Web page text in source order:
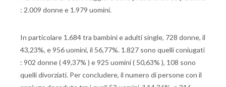
: 2.009 donne e 1.979 uomini.
In particolare 1.684 tra bambini e adulti single, 728 donne, il
43,23%, e 956 uomini, il 56,77%. 1.827 sono quelli coniugati
: 902 donne ( 49,37% ) e 925 uomini ( 50,63% ), 108 sono
quelli divorziati. Per concludere, il numero di persone con il